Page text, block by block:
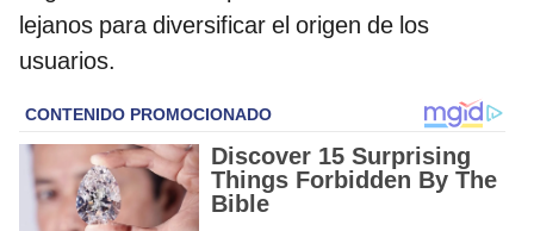
lejanos para diversificar el origen de los
usuarios.